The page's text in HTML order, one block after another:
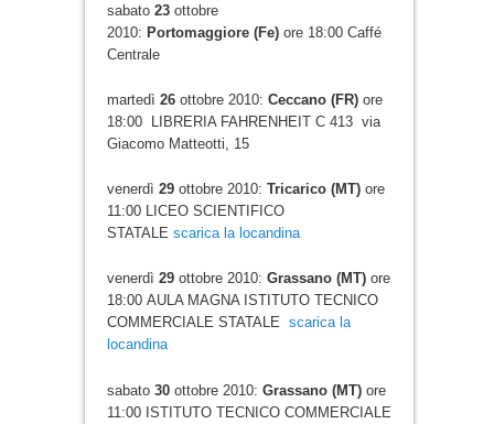
sabato 23ottobre
2010: Portomaggiore (Fe)ore 18:00 Caffé
Centrale
martedì 26ottobre 2010: Ceccano (FR)ore
18:00 LIBRERIA FAHRENHEIT C 413 via
Giacomo Matteotti, 15
venerdì 29ottobre 2010: Tricarico (MT)ore
11:00 LICEO SCIENTIFICO
STATALE scarica la locandina
venerdì 29ottobre 2010: Grassano (MT)ore
18:00 AULA MAGNA ISTITUTO TECNICO
COMMERCIALE STATALE scarica la
locandina
sabato 30ottobre 2010: Grassano (MT)ore
11:00 ISTITUTO TECNICO COMMERCIALE